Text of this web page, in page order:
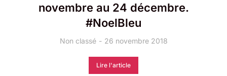
novembre au 24 décembre.
#NoelBleu
Non classé 26 novembre 2018
Lire l'article